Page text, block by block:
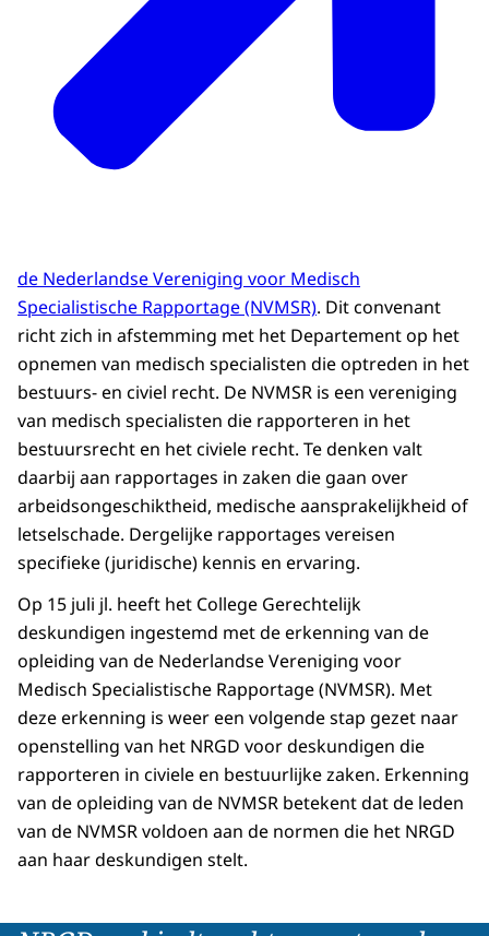
de Nederlandse Vereniging voor Medisch
Specialistische Rapportage (NVMSR). Dit convenant
richt zich in afstemming met het Departement op het
opnemen van medisch specialisten die optreden in het
bestuurs- en civiel recht. De NVMSR is een vereniging
van medisch specialisten die rapporteren in het
bestuursrecht en het civiele recht. Te denken valt
daarbij aan rapportages in zaken die gaan over
arbeidsongeschiktheid, medische aansprakelijkheid of
letselschade. Dergelijke rapportages vereisen
specifieke (juridische) kennis en ervaring.
Op 15 juli jl. heeft het College Gerechtelijk
deskundigen ingestemd met de erkenning van de
opleiding van de Nederlandse Vereniging voor
Medisch Specialistische Rapportage (NVMSR). Met
deze erkenning is weer een volgende stap gezet naar
openstelling van het NRGD voor deskundigen die
rapporteren in civiele en bestuurlijke zaken. Erkenning
van de opleiding van de NVMSR betekent dat de leden
van de NVMSR voldoen aan de normen die het NRGD
aan haar deskundigen stelt.